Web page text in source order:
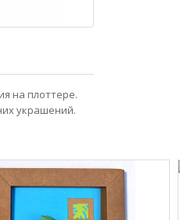
на плоттере.
украшений.